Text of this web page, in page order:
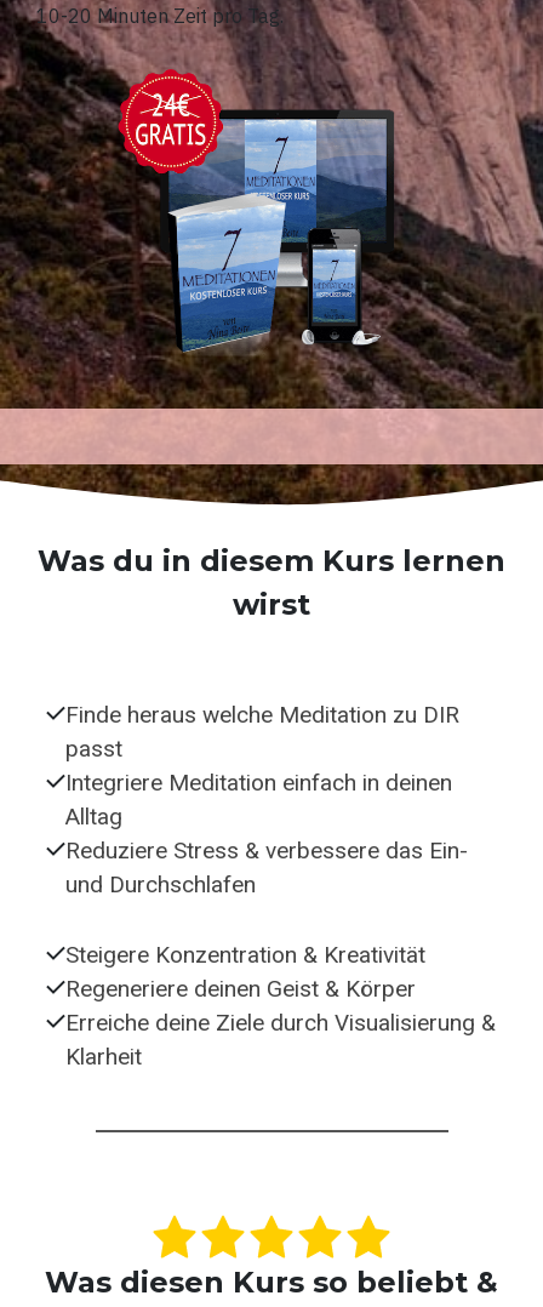
10-20 Minuten Zeit pro Tag.
Was du in diesem Kurs lernen
wirst
Finde heraus welche Meditation zu DIR
passt
Integriere Meditation einfach in deinen
Alltag
Reduziere Stress & verbessere das Ein-
und Durchschlafen
Steigere Konzentration & Kreativität
Regeneriere deinen Geist & Körper
Erreiche deine Ziele durch Visualisierung &
Klarheit
Was diesen Kurs so beliebt &